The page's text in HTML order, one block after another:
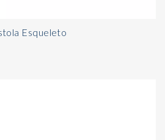
Esqueleto